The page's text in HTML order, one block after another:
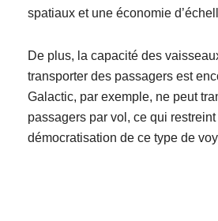
spatiaux et une économie
De plus, la capacité des
transporter des passagers est
Galactic, par exemple, ne peut
passagers par vol, ce qui
démocratisation de ce type de